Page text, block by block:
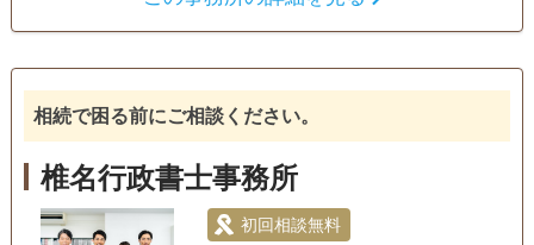
遺産分割
相続人調査
電話相談可 訪問可 土日相談可 初回相談無料
18時以降相談可 オンライン面談可
相続で困る前にご相談ください。
椎名行政書士事務所
初回相談無料